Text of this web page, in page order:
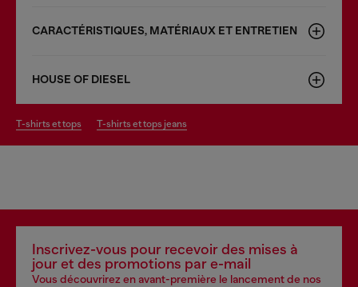
CARACTÉRISTIQUES, MATÉRIAUX ET ENTRETIEN
HOUSE OF DIESEL
t-shirts et tops t-shirts et tops jeans
Inscrivez-vous pour recevoir des mises à
jour et des promotions par e-mail
Vous découvrirez en avant-première le lancement de nos